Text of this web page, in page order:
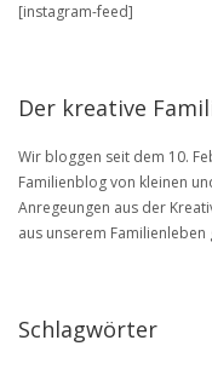
BLOG
[instagram-feed]
Der kreative
Wir bloggen seit dem 10.
Familienblog von kleinen
Anregeungen aus der
aus unserem Familienleben
Schlagwörter